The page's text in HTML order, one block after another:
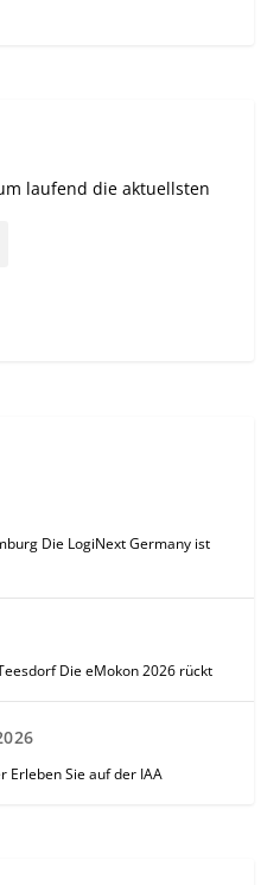
laufend die aktuellsten
Die LogiNext Germany ist
Die eMokon 2026 rückt
Erleben Sie auf der IAA